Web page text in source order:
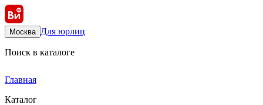
Москва Для юрлиц
Поиск в каталоге
Главная
Каталог